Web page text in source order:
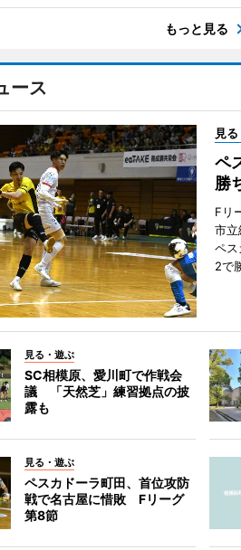
もっと見る
ース
見
ペ
勝
Fリ
市立
ペス
2で
見る・遊ぶ
SC相模原、愛川町で作戦会
議 「天然芝」練習拠点の披
露も
見る・遊ぶ
ペスカドーラ町田、首位攻防
戦で名古屋に惜敗 Fリーグ
第8節